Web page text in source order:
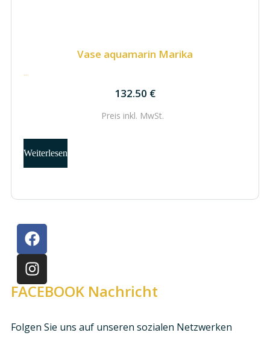
Vase aquamarin Marika
132.50 €
132.50 €
Preis inkl. MwSt.
Weiterlesen
FACEBOOK Nachricht
Folgen Sie uns auf unseren sozialen Netzwerken